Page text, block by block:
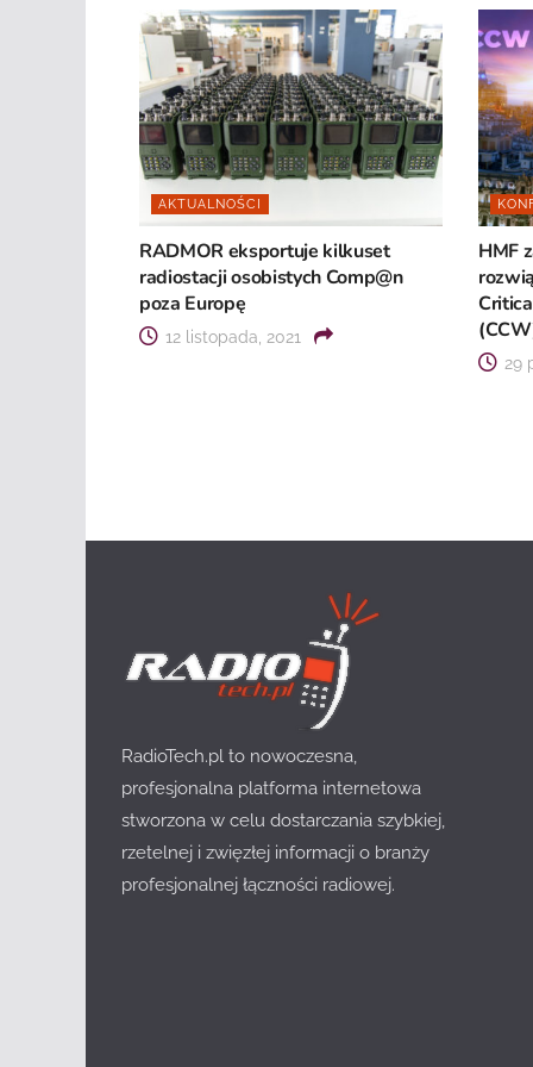
AKTUALNOŚCI
RADMOR eksportuje kilkuset
radiostacji osobistych Comp@n
poza Europę
12 listopada, 2021
HMF
29
RadioTech.pl to nowoczesna,
profesjonalna platforma internetowa
stworzona w celu dostarczania szybkiej,
rzetelnej i zwięzłej informacji o branży
profesjonalnej łączności radiowej.